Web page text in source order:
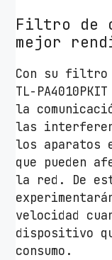
c
k
e
2
c
a
n
t
i
d
a
d
Filtro de
mejor
Con su filtro
TL-
la
las
los aparatos
que pueden
la red. De
velocidad
dispositivo
consumo.